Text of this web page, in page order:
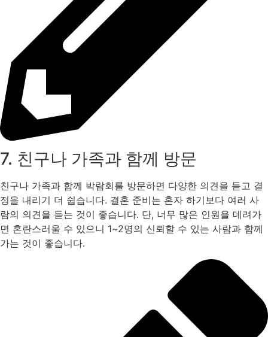
7. 친구나 가족과 함께 방문
친구나 가족과 함께 박람회를 방문하면 다양한 의견을 듣고 결
정을 내리기 더 쉽습니다. 결혼 준비는 혼자 하기보다 여러 사
람의 의견을 듣는 것이 좋습니다. 단, 너무 많은 인원을 데려가
면 혼란스러울 수 있으니 1~2명의 신뢰할 수 있는 사람과 함께
가는 것이 좋습니다.